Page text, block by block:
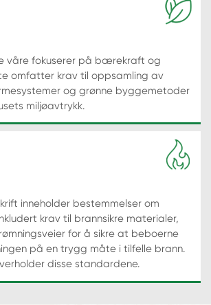
våre fokuserer på bærekraft og
omfatter krav til oppsamling av
og grønne byggemetoder
miljøavtrykk.
inneholder bestemmelser om
krav til brannsikre materialer,
for å sikre at beboerne
på en trygg måte i tilfelle brann.
disse standardene.